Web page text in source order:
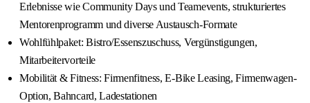
Erlebnisse wie Community Days und Teamevents, strukturiertes
Mentorenprogramm und diverse Austausch-Formate
Wohlfühlpaket: Bistro/Essenszuschuss, Vergünstigungen,
Mitarbeitervorteile
Mobilität & Fitness: Firmenfitness, E-Bike Leasing, Firmenwagen-
Option, Bahncard, Ladestationen